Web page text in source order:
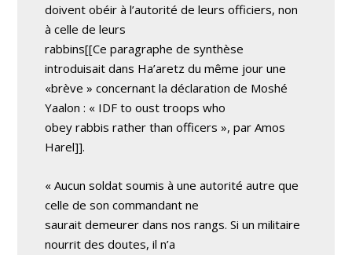
doivent obéir à l’autorité de leurs officiers, non
à celle de leurs
rabbins[[Ce paragraphe de synthèse
introduisait dans Ha’aretz du même jour une
«brève » concernant la déclaration de Moshé
Yaalon : « IDF to oust troops who
obey rabbis rather than officers », par Amos
Harel]].
« Aucun soldat soumis à une autorité autre que
celle de son commandant ne
saurait demeurer dans nos rangs. Si un militaire
nourrit des doutes, il n’a